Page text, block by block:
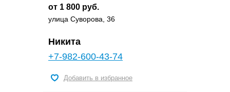
от 1 800 руб.
улица Суворова, 36
Никита
+7-982-600-43-74
Добавить в избранное